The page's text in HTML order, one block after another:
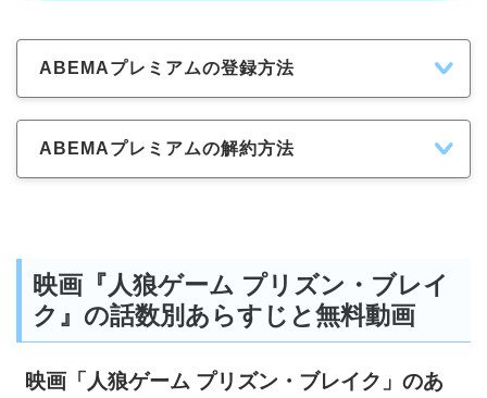
ABEMAプレミアムの登録方法
ABEMAプレミアムの解約方法
映画『人狼ゲーム プリズン・ブレイ
ク』の話数別あらすじと無料動画
映画「人狼ゲーム プリズン・ブレイク」のあ